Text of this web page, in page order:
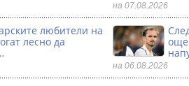
на 07.08.2026
любители на
лесно да
още
на 06.08.2026